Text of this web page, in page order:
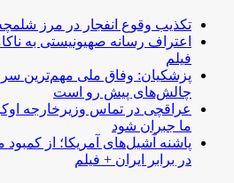
تکذیب وقوع انفجار در مرز
اعتراف رسانه صهیونیستی به
فیلم
پزشکیان: وفاق ملی مهم‌ترین
چالش‌های پیش رو است
عراقچی در تماس وزیرخارجه
ما جبران شود
پاشنه آشیل‌های آمریکا؛ از
در برابر ایران + فیلم